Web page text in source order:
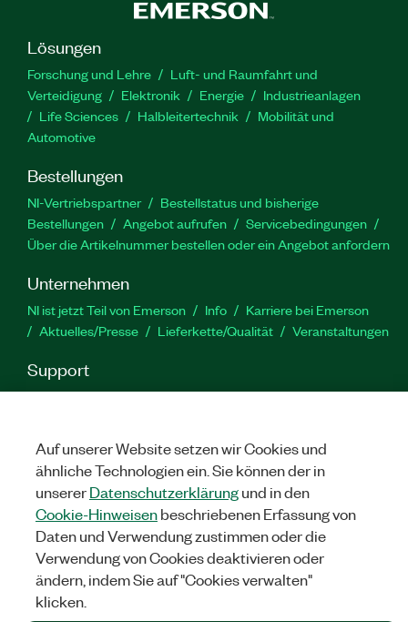
Lösungen
Forschung und Lehre
Luft- und Raumfahrt und
Verteidigung
Elektronik Energie
Industrieanlagen
Life Sciences
Halbleitertechnik
Mobilität und
Automotive
Bestellungen
NI-Vertriebspartner
Bestellstatus und bisherige
Bestellungen
Angebot aufrufen
Servicebedingungen
Über die Artikelnummer bestellen oder ein Angebot anfordern
Unternehmen
NI ist jetzt Teil von Emerson Info
Karriere bei Emerson
Aktuelles/Presse
Lieferkette/Qualität Veranstaltungen
Support
Downloads Produktdokumentation
Diskussionsforen
YouTube
Twitter
RECHTLICHE HINWEISE
©NATIONAL INSTRUMENTS CORP. ALLE RECHTE VORBEHALTEN.
Auf unserer Website setzen wir Cookies und
ähnliche Technologien ein. Sie können der in
unsererDatenschutzerklärungund in den
Cookie-Hinweisenbeschriebenen Erfassung von
Daten und Verwendung zustimmen oder die
Verwendung von Cookies deaktivieren oder
ändern, indem Sie auf "Cookies verwalten"
klicken.